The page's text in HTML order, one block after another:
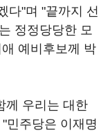
다"며 "끝까지 선
정정당당한 모
예비후보께 박
께 우리는 대한
민주당은 이재명